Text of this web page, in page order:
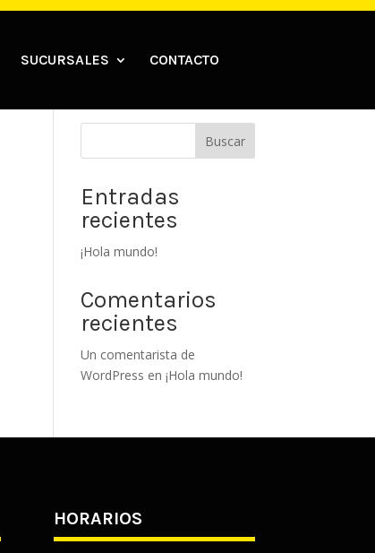
SUCURSALES CONTACTO
Buscar
Entradas
recientes
¡Hola mundo!
Comentarios
recientes
Un comentarista de
WordPress en¡Hola mundo!
HORARIOS